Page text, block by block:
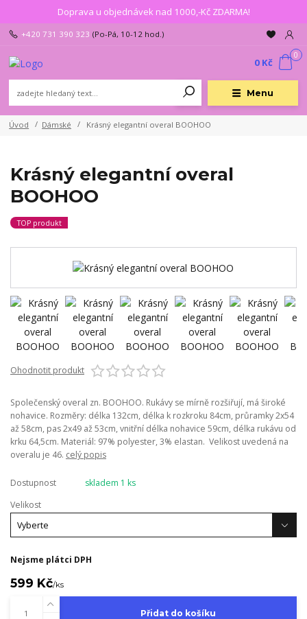
Doprava u objednávek nad 1000,-Kč ZDARMA!
Menu
+420 731 390 323 (Po-Pá, 10-12 hod.)
0
0 Kč
Úvod Dámské Krásný elegantní overal BOOHOO
Krásný elegantní overal
BOOHOO
TOP produkt
Ohodnotit produkt
Společenský overal zn. BOOHOO. Rukávy se mírně rozšiřují, má široké
nohavice. Rozměry: délka 132cm, délka k rozkroku 84cm, průramky 2x54
až 58cm, pas 2x49 až 53cm, vnitřní délka nohavice 59cm, délka rukávu od
krku 64,5cm. Materiál: 97% polyester, 3% elastan. Velikost uvedená na
overalu je 46. celý popis
Dostupnost
skladem 1 ks
Velikost
Nejsme plátci DPH
599 Kč/ks
Přidat do košíku